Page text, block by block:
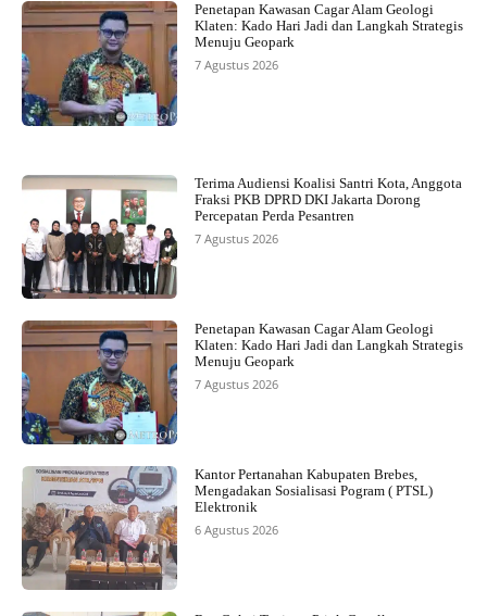
Penetapan Kawasan Cagar Alam Geologi
Klaten: Kado Hari Jadi dan Langkah Strategis
Menuju Geopark
7 Agustus 2026
Terima Audiensi Koalisi Santri Kota, Anggota
Fraksi PKB DPRD DKI Jakarta Dorong
Percepatan Perda Pesantren
7 Agustus 2026
Penetapan Kawasan Cagar Alam Geologi
Klaten: Kado Hari Jadi dan Langkah Strategis
Menuju Geopark
7 Agustus 2026
Kantor Pertanahan Kabupaten Brebes,
Mengadakan Sosialisasi Pogram ( PTSL)
Elektronik
6 Agustus 2026